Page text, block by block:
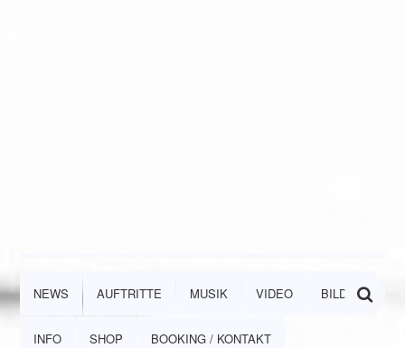
NEWS AUFTRITTE MUSIK VIDEO BILDER
INFO SHOP BOOKING / KONTAKT